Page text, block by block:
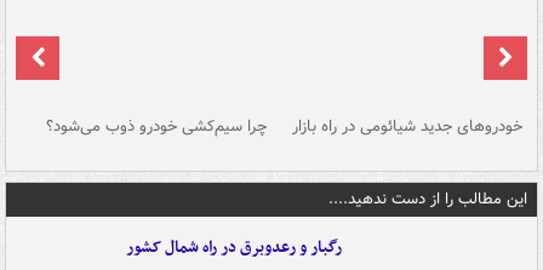
خودروهای جدید شیائومی در راه بازار چرا سیم‌کشی خودرو ذوب می‌شود؟
این مطالب را از دست ندهید....
رگبار و رعدوبرق در راه شمال کشور